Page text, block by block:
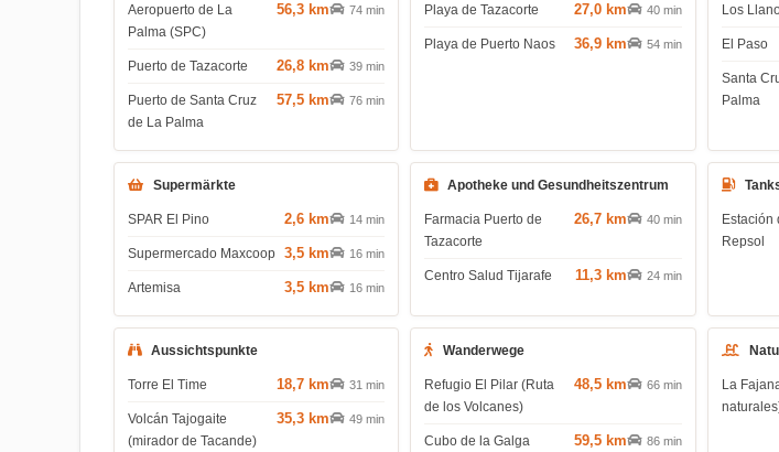
Aeropuerto de La
Palma (SPC)
56,3 km 74 min
Puerto de Tazacorte 26,8 km 39 min
Puerto de Santa Cruz
de La Palma
57,5 km 76 min
Playa de Tazacorte 27,0 km 40 min
Playa de Puerto Naos 36,9 km 54 min
Los
El Paso
Santa
Palma
Supermärkte
SPAR El Pino 2,6 km 14 min
Supermercado Maxcoop 3,5 km 16 min
Artemisa 3,5 km 16 min
Apotheke und Gesundheitszentrum
Farmacia Puerto de
Tazacorte
26,7 km 40 min
Centro Salud Tijarafe 11,3 km 24 min
Estación
Repsol
Aussichtspunkte
Torre El Time 18,7 km 31 min
Volcán Tajogaite
(mirador de Tacande)
35,3 km 49 min
Wanderwege
Refugio El Pilar (Ruta
de los Volcanes)
48,5 km 66 min
Cubo de la Galga
59,5 km 86 min
La